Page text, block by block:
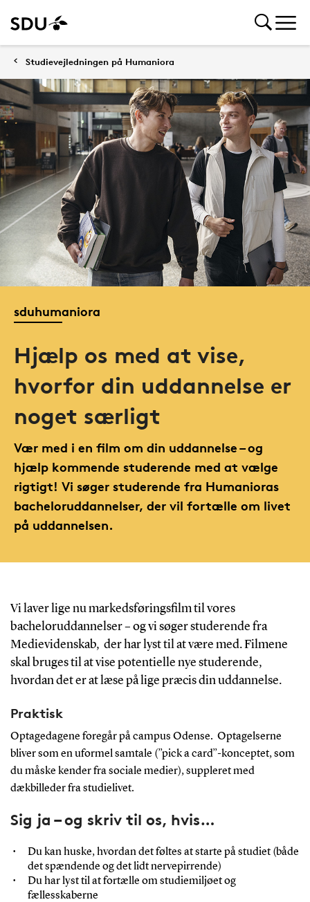
Studievejledningen på Humaniora
sduhumaniora
Hjælp os med at vise,
hvorfor din uddannelse er
noget særligt
Vær med i en film om din uddannelse – og
hjælp kommende studerende med at vælge
rigtigt! Vi søger studerende fra Humanioras
bacheloruddannelser, der vil fortælle om livet
på uddannelsen.
Vi laver lige nu markedsføringsfilm til vores
bacheloruddannelser – og vi søger studerende fra
Medievidenskab, der har lyst til at være med.Filmene
skal bruges til at vise potentielle nye studerende,
hvordan det er at læse på lige præcis din uddannelse.
Praktisk
Optagedagene foregår på campus Odense. Optagelserne
bliver som en uformel samtale (”pick a card”-konceptet, som
du måske kender fra sociale medier), suppleret med
dækbilleder fra studielivet.
Sig ja – og skriv til os, hvis…
Du kan huske, hvordan det føltes at starte på studiet (både
det spændende og det lidt nervepirrende)
Du har lyst til at fortælle om studiemiljøet og
fællesskaberne